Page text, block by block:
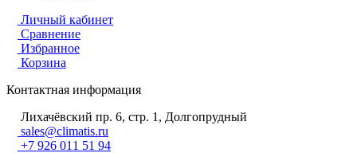
Личный кабинет
Сравнение
Избранное
Корзина
Контактная информация
Лихачёвский пр. 6, стр. 1, Долгопрудный
sales@climatis.ru
+7 926 011 51 94